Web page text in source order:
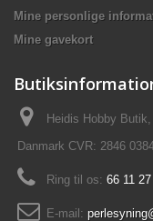
Mine personlige
Mine gavekort
Heidis Hobby
Danmark CVR: 2846
Ring til os: 66 11
E-mail: